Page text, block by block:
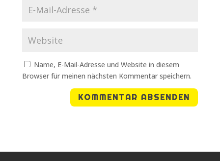
Name, E-Mail-Adresse und Website in diesem
Browser für meinen nächsten Kommentar speichern.